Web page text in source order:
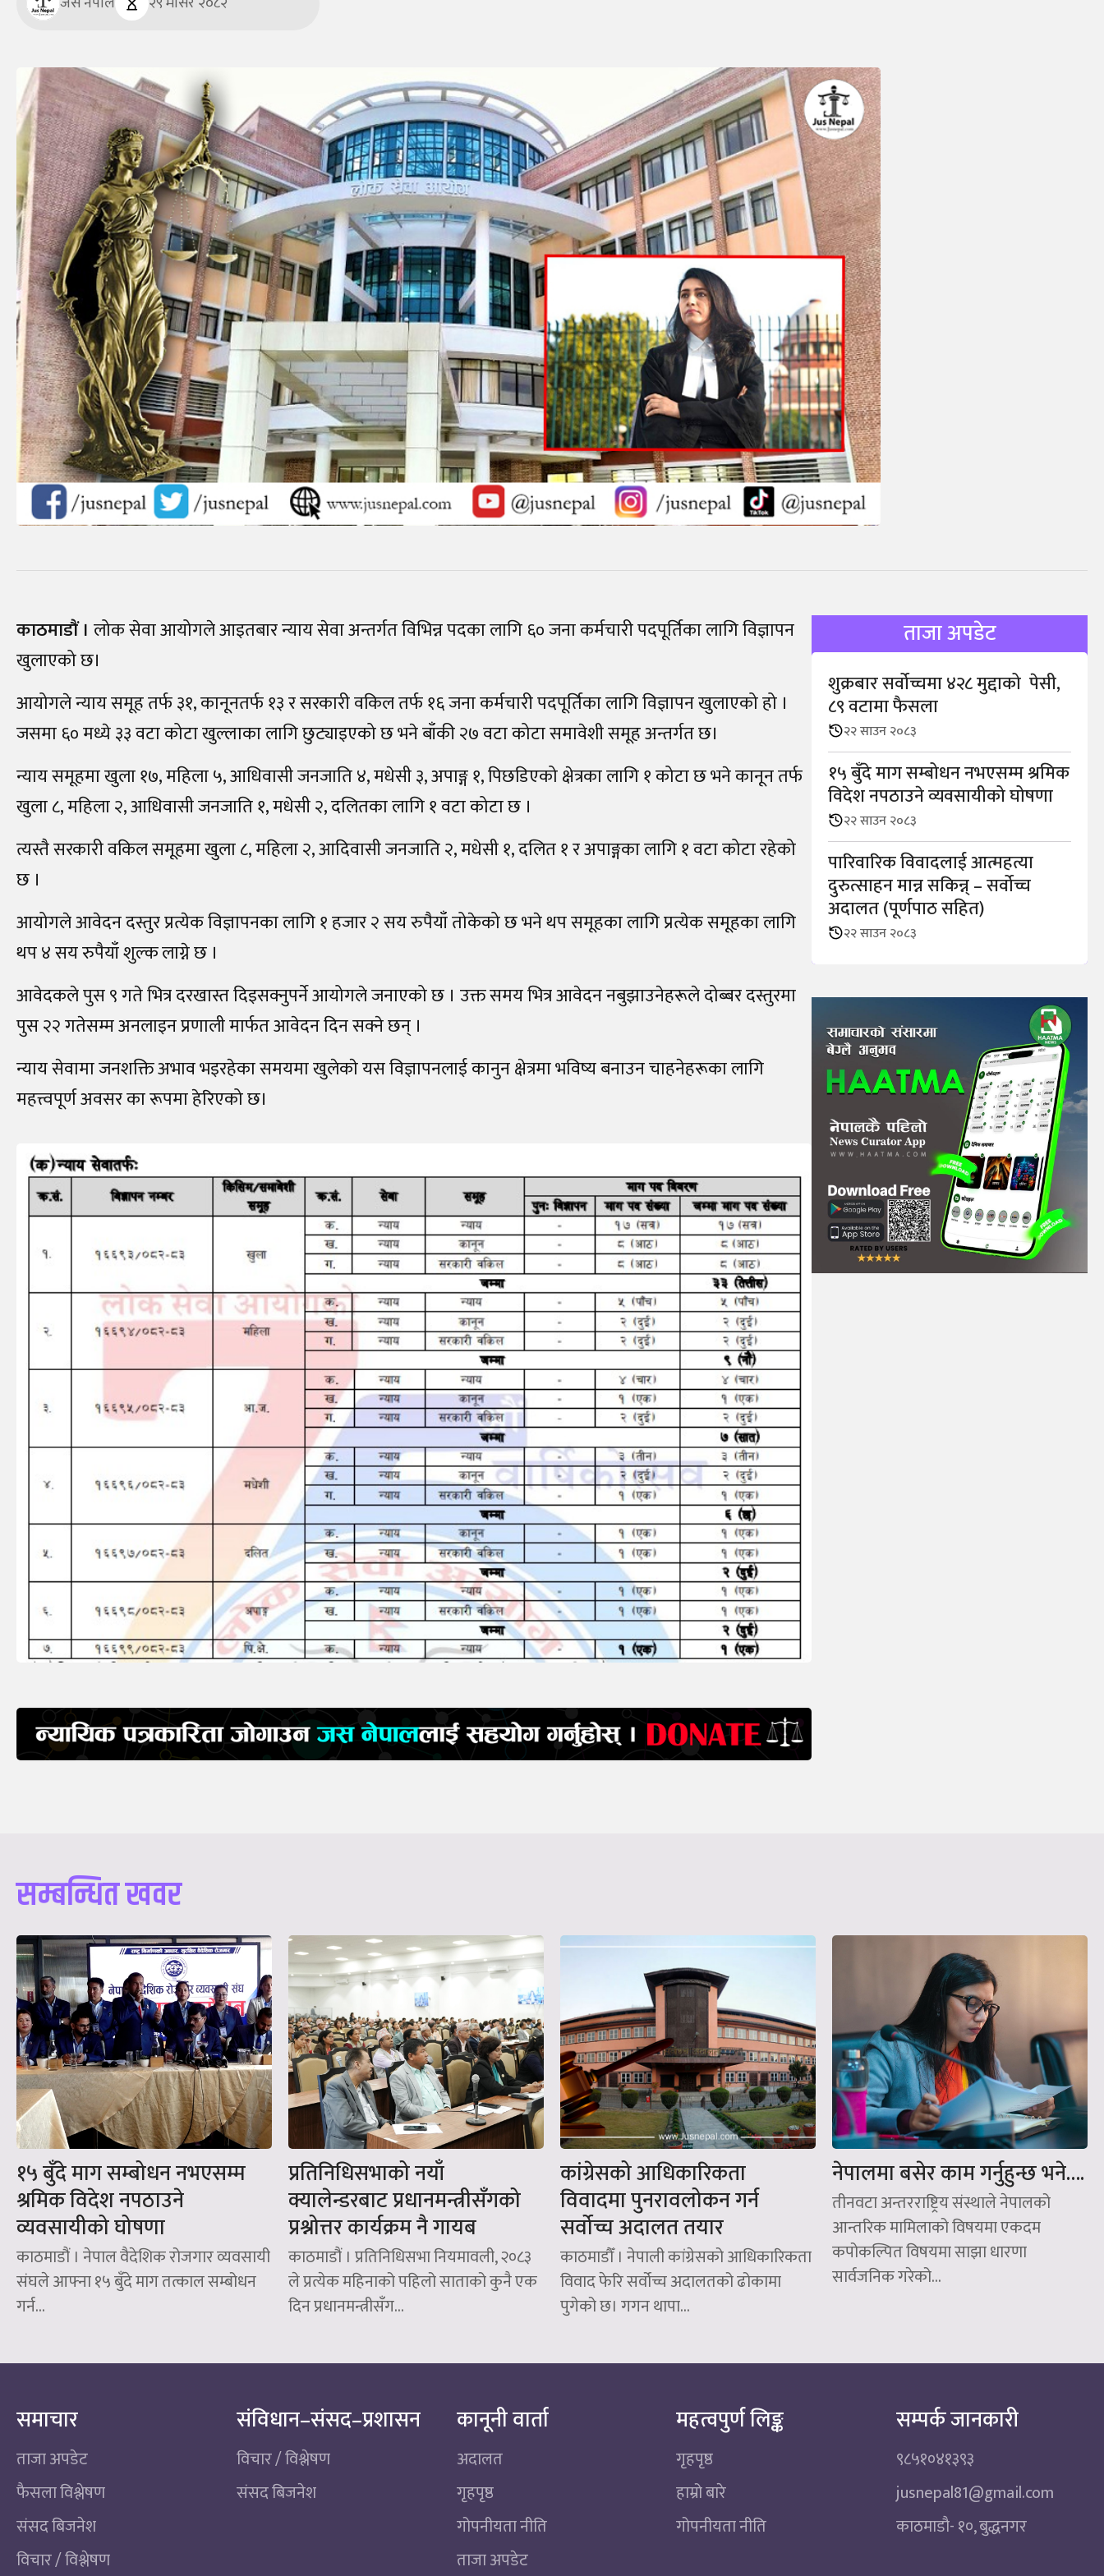
काठमाडाैं । लोक सेवा आयोगले आइतबार न्याय सेवा अन्तर्गत विभिन्न पदका लागि ६० जना कर्मचारी पदपूर्तिका लागि विज्ञापन
खुलाएको छ।
आयोगले न्याय समूह तर्फ ३१, कानूनतर्फ १३ र सरकारी वकिल तर्फ १६ जना कर्मचारी पदपूर्तिका लागि विज्ञापन खुलाएको हो ।
जसमा ६० मध्ये ३३ वटा कोटा खुल्लाका लागि छुट्याइएको छ भने बाँकी २७ वटा कोटा समावेशी समूह अन्तर्गत छ।
न्याय समूहमा खुला १७, महिला ५, आधिवासी जनजाति ४, मधेसी ३, अपाङ्ग १, पिछडिएको क्षेत्रका लागि १ कोटा छ भने कानून तर्फ
खुला ८, महिला २, आधिवासी जनजाति १, मधेसी २, दलितका लागि १ वटा कोटा छ ।
त्यस्तै सरकारी वकिल समूहमा खुला ८, महिला २, आदिवासी जनजाति २, मधेसी १, दलित १ र अपाङ्गका लागि १ वटा कोटा रहेको
छ ।
आयोगले आवेदन दस्तुर प्रत्येक विज्ञापनका लागि १ हजार २ सय रुपैयाँ तोकेको छ भने थप समूहका लागि प्रत्येक समूहका लागि
थप ४ सय रुपैयाँ शुल्क लाग्ने छ ।
आवेदकले पुस ९ गते भित्र दरखास्त दिइसक्नुपर्ने आयोगले जनाएको छ । उक्त समय भित्र आवेदन नबुझाउनेहरूले दोब्बर दस्तुरमा
पुस २२ गतेसम्म अनलाइन प्रणाली मार्फत आवेदन दिन सक्ने छन् ।
न्याय सेवामा जनशक्ति अभाव भइरहेका समयमा खुलेकाे यस विज्ञापनलाई कानुन क्षेत्रमा भविष्य बनाउन चाहनेहरूका लागि
महत्त्वपूर्ण अवसर का रूपमा हेरिएको छ।
ताजा अपडेट
शुक्रबार सर्वोच्चमा ४२८ मुद्दाको पेसी,
८९ वटामा फैसला
२२ साउन २०८३
१५ बुँदे माग सम्बोधन नभएसम्म श्रमिक
विदेश नपठाउने व्यवसायीको घोषणा
२२ साउन २०८३
पारिवारिक विवादलाई आत्महत्या
दुरुत्साहन मान्न सकिन्न् – सर्वोच्च
अदालत (पूर्णपाठ सहित)
२२ साउन २०८३
सम्बन्धित खवर
१५ बुँदे माग सम्बोधन नभएसम्म
श्रमिक विदेश नपठाउने
व्यवसायीको घोषणा
काठमाडौं । नेपाल वैदेशिक रोजगार व्यवसायी
संघले आफ्ना १५ बुँदे माग तत्काल सम्बोधन
गर्न...
प्रतिनिधिसभाको नयाँ
क्यालेन्डरबाट प्रधानमन्त्रीसँगको
प्रश्नोत्तर कार्यक्रम नै गायब
काठमाडौं । प्रतिनिधिसभा नियमावली, २०८३
ले प्रत्येक महिनाको पहिलो साताको कुनै एक
दिन प्रधानमन्त्रीसँग...
कांग्रेसको आधिकारिकता
विवादमा पुनरावलोकन गर्न
सर्वोच्च अदालत तयार
काठमाडौँ । नेपाली कांग्रेसको आधिकारिकता
विवाद फेरि सर्वोच्च अदालतको ढोकामा
पुगेको छ। गगन थापा...
नेपालमा बसेर काम गर्नुहुन्छ भने….
तीनवटा अन्तरराष्ट्रिय संस्थाले नेपालको
आन्तरिक मामिलाको विषयमा एकदम
कपोकल्पित विषयमा साझा धारणा
सार्वजनिक गरेको...
समाचार
ताजा अपडेट
फैसला विश्लेषण
संसद बिजनेश
विचार / विश्लेषण
संविधान–संसद–प्रशासन
विचार / विश्लेषण
संसद बिजनेश
कानूनी वार्ता
अदालत
गृहपृष्ठ
गोपनीयता नीति
ताजा अपडेट
महत्वपुर्ण लिङ्क
गृहपृष्ठ
हाम्रो बारे
गोपनीयता नीति
सम्पर्क जानकारी
९८५१०४१३९३
jusnepal81@gmail.com
काठमाडाै‌- १०, बुद्धनगर